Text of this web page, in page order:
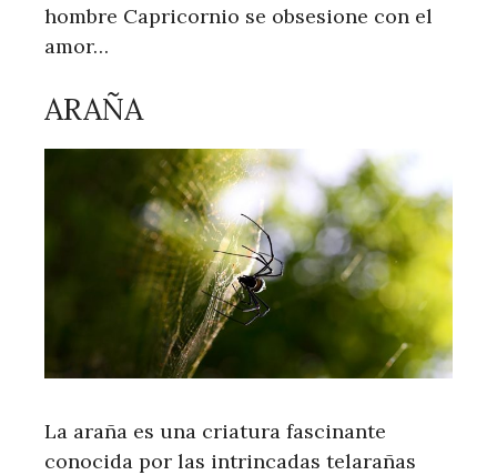
hombre Capricornio se obsesione con el
amor…
ARAÑA
La araña es una criatura fascinante
conocida por las intrincadas telarañas